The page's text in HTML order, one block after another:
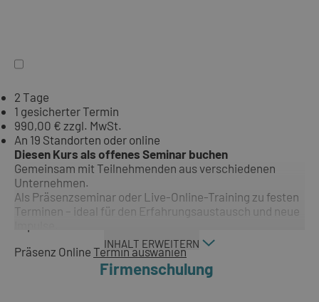
2 Tage
1 gesicherter Termin
990,00 € zzgl. MwSt.
An 19 Standorten oder online
Diesen Kurs als offenes Seminar buchen
Gemeinsam mit Teilnehmenden aus verschiedenen
Unternehmen.
Als Präsenzseminar oder Live-Online-Training zu festen
Terminen – ideal für den Erfahrungsaustausch und neue
INHALT ERWEITERN
Präsenz Online Termin auswählen
Firmenschulung